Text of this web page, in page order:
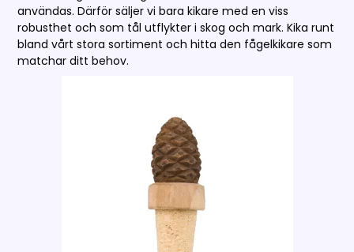
användas. Därför säljer vi bara kikare med en viss
robusthet och som tål utflykter i skog och mark. Kika runt
bland vårt stora sortiment och hitta den fågelkikare som
matchar ditt behov.